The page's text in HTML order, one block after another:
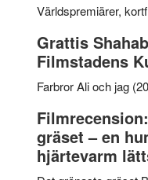
storheter
samarbeten
Världspremiärer,
Grattis
Filmstadens
Farbror Ali och jag
gräset – en
hjärtevarm